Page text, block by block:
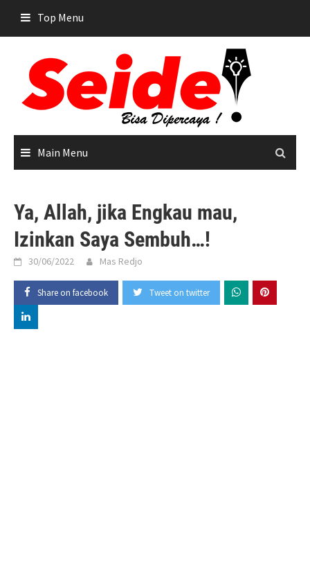
content
Top Menu
Main Menu
Ya, Allah, jika Engkau mau,
Izinkan Saya Sembuh…!
30/06/2022 Mas Redjo
Share on facebook Tweet on twitter